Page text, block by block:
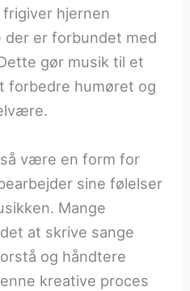
hjernen
der er forbundet med
gør musik til et
forbedre humøret og
være en form for
sine følelser
Mange
at skrive sange
og håndtere
kreative proces